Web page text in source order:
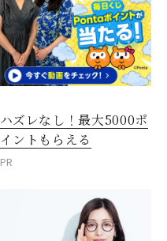
ハズレなし！最大5000ポ
イントもらえる
PR